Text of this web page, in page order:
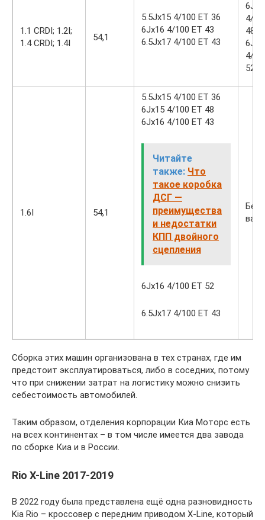
1.1 CRDI; 1.2I;
1.4 CRDI; 1.4I
54,1
5.5Jx15 4/100 ET 36
6Jx16 4/100 ET 43
6.5Jx17 4/100 ET 43
4/
48
4/
52
1.6I 54,1
5.5Jx15 4/100 ET 36
6Jx15 4/100 ET 48
6Jx16 4/100 ET 43
Читайте
также: Что
такое коробка
ДСГ —
преимущества
и недостатки
КПП двойного
сцепления
6Jx16 4/100 ET 52
6.5Jx17 4/100 ET 43
Без
Сборка этих машин организована в тех странах, где им
предстоит эксплуатироваться, либо в соседних, потому
что при снижении затрат на логистику можно снизить
себестоимость автомобилей.
Таким образом, отделения корпорации Киа Моторс есть
на всех континентах – в том числе имеется два завода
по сборке Киа и в России.
Rio X-Line 2017-2019
В 2022 году была представлена ещё одна разновидность
Kia Rio – кроссовер с передним приводом X-Line, который